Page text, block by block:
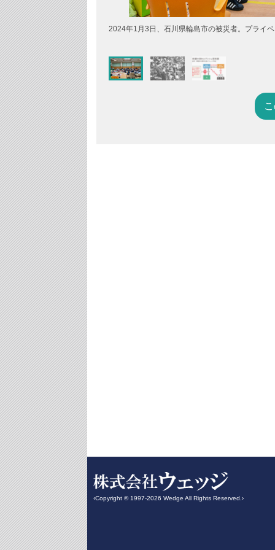
2024年1月3日、石川県輪島市の被災者。プライ
‹Copyright © 1997-2026 Wedge All Rights Reserved.›